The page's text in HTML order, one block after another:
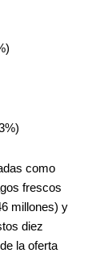
como
frescos
millones) y
diez
la oferta